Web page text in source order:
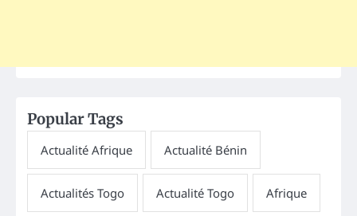
Popular Tags